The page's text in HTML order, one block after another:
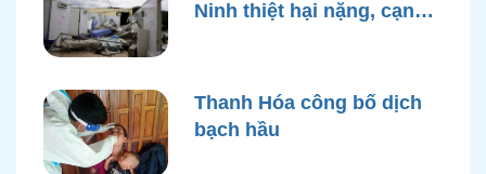
Ninh thiệt hại nặng, cạn
Thanh Hóa công bố dịch
bạch hầu